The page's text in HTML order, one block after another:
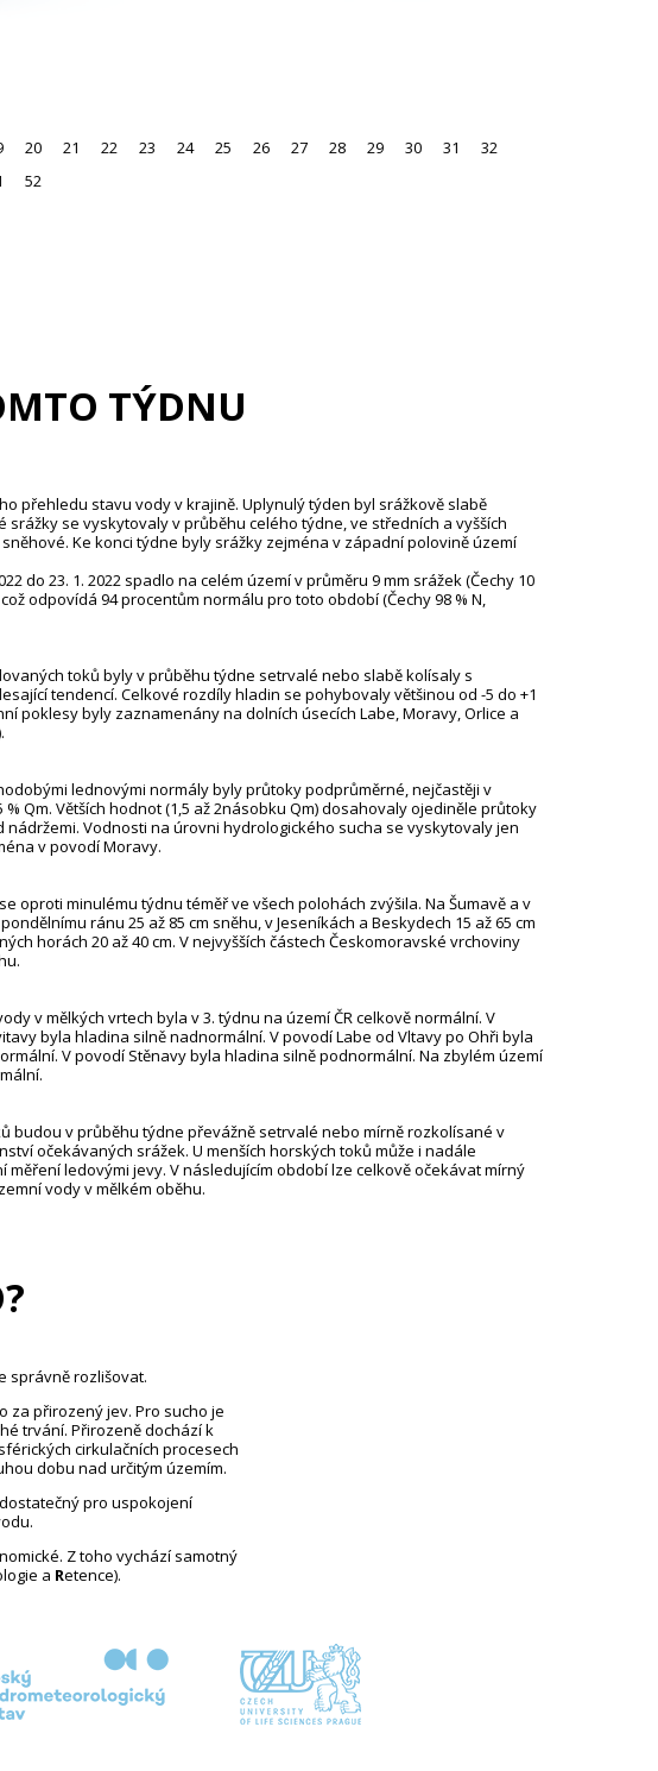
20 21 22 23 24 25 26 27 28 29 30 31
32
52
TÝDNU
přehledu stavu vody v krajině. Uplynulý týden byl srážkově slabě
srážky se vyskytovaly v průběhu celého týdne, ve středních a vyšších
Ke konci týdne byly srážky zejména v západní polovině území
do 23. 1. 2022 spadlo na celém území v průměru 9 mm srážek (Čechy 10
odpovídá 94 procentům normálu pro toto období (Čechy 98 % N,
toků byly v průběhu týdne setrvalé nebo slabě kolísaly s
tendencí. Celkové rozdíly hladin se pohybovaly většinou od -5 do +1
poklesy byly zaznamenány na dolních úsecích Labe, Moravy, Orlice a
lednovými normály byly průtoky podprůměrné, nejčastěji v
% Qm. Větších hodnot (1,5 až 2násobku Qm) dosahovaly ojediněle průtoky
nádržemi. Vodnosti na úrovni hydrologického sucha se vyskytovaly jen
v povodí Moravy.
oproti minulému týdnu téměř ve všech polohách zvýšila. Na Šumavě a v
ránu 25 až 85 cm sněhu, v Jeseníkách a Beskydech 15 až 65 cm
horách 20 až 40 cm. V nejvyšších částech Českomoravské vrchoviny
v mělkých vrtech byla v 3. týdnu na území ČR celkově normální. V
byla hladina silně nadnormální. V povodí Labe od Vltavy po Ohři byla
V povodí Stěnavy byla hladina silně podnormální. Na zbylém území
budou v průběhu týdne převážně setrvalé nebo mírně rozkolísané v
očekávaných srážek. U menších horských toků může i nadále
měření ledovými jevy. V následujícím období lze celkově očekávat mírný
vody v mělkém oběhu.
správně rozlišovat.
přirozený jev. Pro sucho je
trvání. Přirozeně dochází k
cirkulačních procesech
dobu nad určitým územím.
pro uspokojení
Z toho vychází samotný
a Retence).